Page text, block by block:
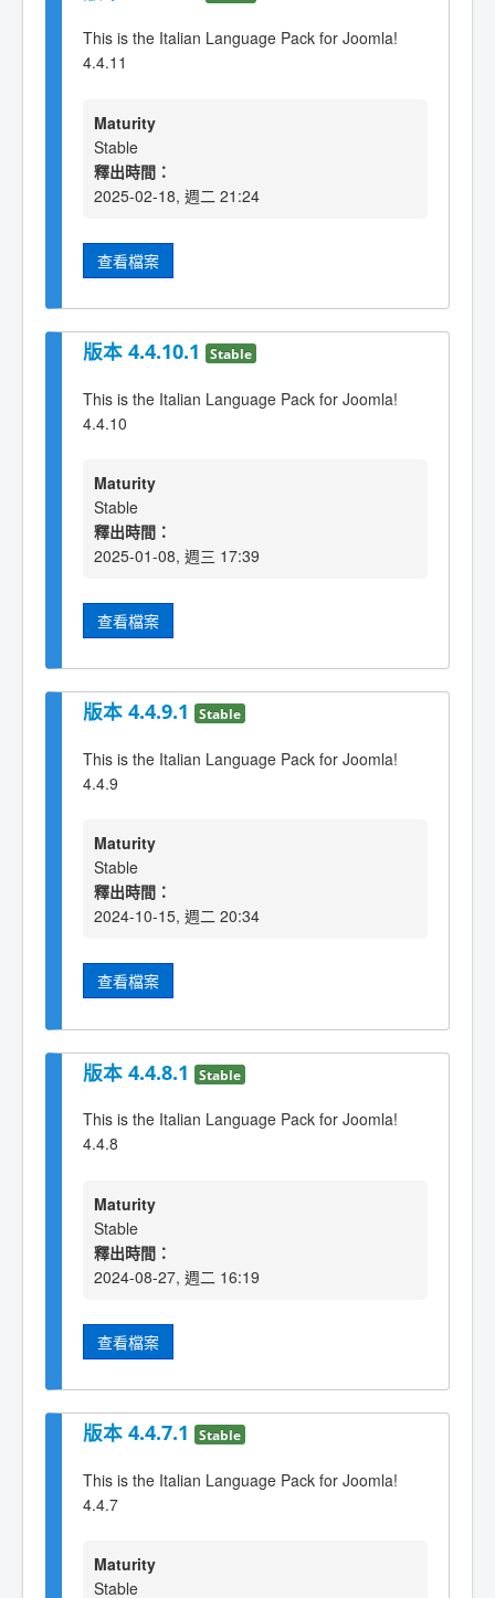
This is the Italian Language Pack for Joomla!
4.4.11
Maturity
Stable
釋出時間：
2025-02-18, 週二 21:24
查看檔案
版本 4.4.10.1 Stable
This is the Italian Language Pack for Joomla!
4.4.10
Maturity
Stable
釋出時間：
2025-01-08, 週三 17:39
查看檔案
版本 4.4.9.1 Stable
This is the Italian Language Pack for Joomla!
4.4.9
Maturity
Stable
釋出時間：
2024-10-15, 週二 20:34
查看檔案
版本 4.4.8.1 Stable
This is the Italian Language Pack for Joomla!
4.4.8
Maturity
Stable
釋出時間：
2024-08-27, 週二 16:19
查看檔案
版本 4.4.7.1 Stable
This is the Italian Language Pack for Joomla!
4.4.7
Maturity
Stable